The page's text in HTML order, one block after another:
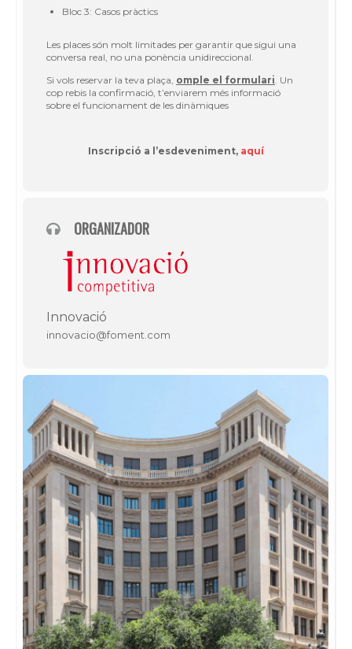
Bloc 3: Casos pràctics
Les places són molt limitades per garantir que sigui una
conversa real, no una ponència unidireccional.
Si vols reservar la teva plaça, omple el formulari . Un
cop rebis la confirmació, t’enviarem més informació
sobre el funcionament de les dinàmiques
Inscripció a l’esdeveniment, aquí
ORGANIZADOR
Innovació
innovacio@foment.com